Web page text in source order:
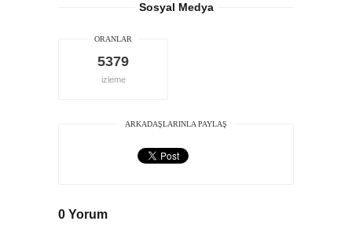
Sosyal Medya
ORANLAR
5379
izleme
ARKADAŞLARINLA PAYLAŞ
0 Yorum